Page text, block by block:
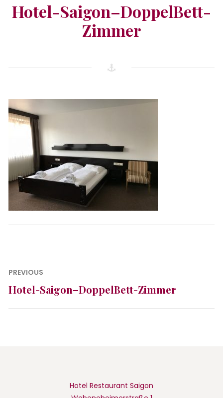
Hotel-Saigon–DoppelBett-
Zimmer
Beitragsnavigation
PREVIOUS
Previous
Hotel-Saigon–DoppelBett-Zimmer
Hotel Restaurant Saigon